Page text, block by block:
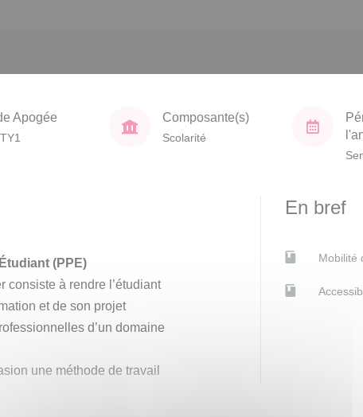
Apogée Composante(s)
Scolarité
(PPE)
consiste à rendre l’étudiant
et de son projet
d’un domaine
une méthode de travail
En bref
Mobilité